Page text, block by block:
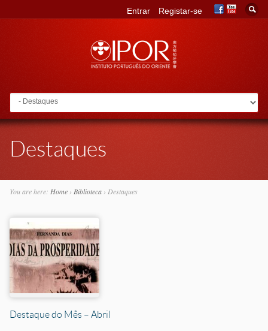
Go to:
Entrar Registar-se
Destaques
You are here: Home› Biblioteca› Destaques
Destaque do Mês – Abril